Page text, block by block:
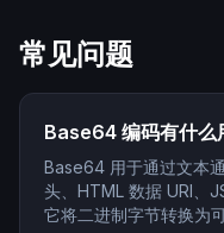
常见问题
Base64 编码有什么
Base64 用于通过文本
头、HTML 数据 URI、
它将二进制字节转换为